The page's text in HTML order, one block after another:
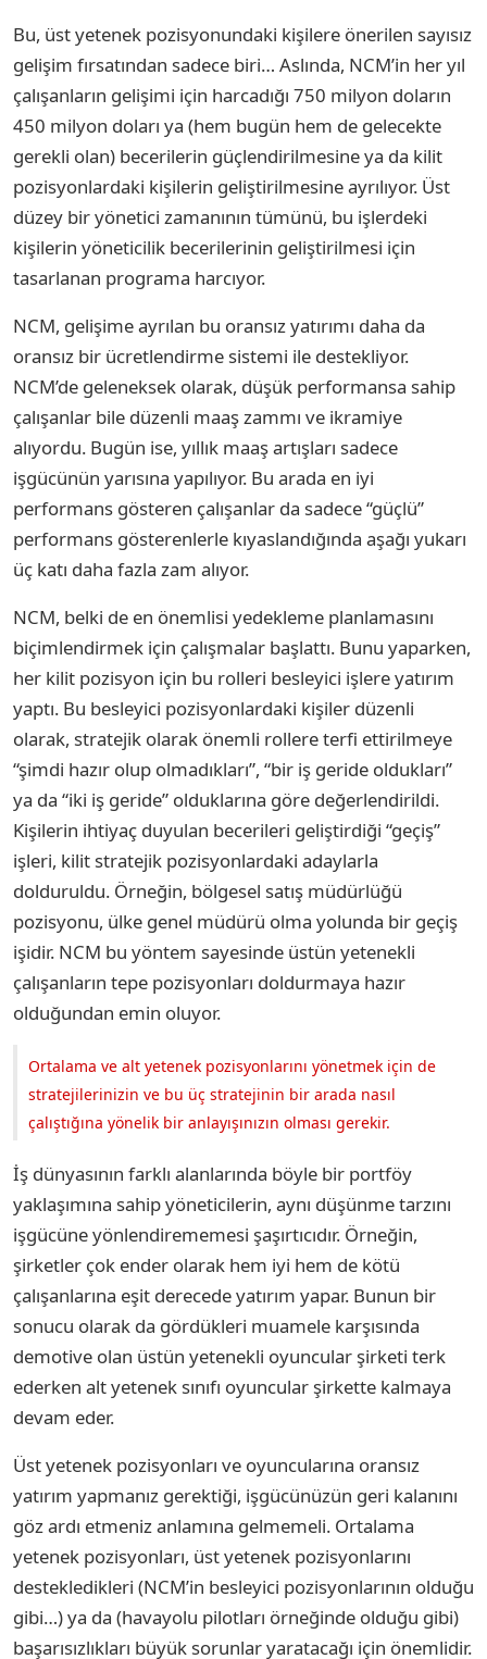
Bu, üst yetenek pozisyonundaki kişilere önerilen sayısız
gelişim fırsatından sadece biri… Aslında, NCM’in her yıl
çalışanların gelişimi için harcadığı 750 milyon doların
450 milyon doları ya (hem bugün hem de gelecekte
gerekli olan) becerilerin güçlendirilmesine ya da kilit
pozisyonlardaki kişilerin geliştirilmesine ayrılıyor. Üst
düzey bir yönetici zamanının tümünü, bu işlerdeki
kişilerin yöneticilik becerilerinin geliştirilmesi için
tasarlanan programa harcıyor.
NCM, gelişime ayrılan bu oransız yatırımı daha da
oransız bir ücretlendirme sistemi ile destekliyor.
NCM’de geleneksek olarak, düşük performansa sahip
çalışanlar bile düzenli maaş zammı ve ikramiye
alıyordu. Bugün ise, yıllık maaş artışları sadece
işgücünün yarısına yapılıyor. Bu arada en iyi
performans gösteren çalışanlar da sadece “güçlü”
performans gösterenlerle kıyaslandığında aşağı yukarı
üç katı daha fazla zam alıyor.
NCM, belki de en önemlisi yedekleme planlamasını
biçimlendirmek için çalışmalar başlattı. Bunu yaparken,
her kilit pozisyon için bu rolleri besleyici işlere yatırım
yaptı. Bu besleyici pozisyonlardaki kişiler düzenli
olarak, stratejik olarak önemli rollere terfi ettirilmeye
“şimdi hazır olup olmadıkları”, “bir iş geride oldukları”
ya da “iki iş geride” olduklarına göre değerlendirildi.
Kişilerin ihtiyaç duyulan becerileri geliştirdiği “geçiş”
işleri, kilit stratejik pozisyonlardaki adaylarla
dolduruldu. Örneğin, bölgesel satış müdürlüğü
pozisyonu, ülke genel müdürü olma yolunda bir geçiş
işidir. NCM bu yöntem sayesinde üstün yetenekli
çalışanların tepe pozisyonları doldurmaya hazır
olduğundan emin oluyor.
Ortalama ve alt yetenek pozisyonlarını yönetmek için de
stratejilerinizin ve bu üç stratejinin bir arada nasıl
çalıştığına yönelik bir anlayışınızın olması gerekir.
İş dünyasının farklı alanlarında böyle bir portföy
yaklaşımına sahip yöneticilerin, aynı düşünme tarzını
işgücüne yönlendirememesi şaşırtıcıdır. Örneğin,
şirketler çok ender olarak hem iyi hem de kötü
çalışanlarına eşit derecede yatırım yapar. Bunun bir
sonucu olarak da gördükleri muamele karşısında
demotive olan üstün yetenekli oyuncular şirketi terk
ederken alt yetenek sınıfı oyuncular şirkette kalmaya
devam eder.
Üst yetenek pozisyonları ve oyuncularına oransız
yatırım yapmanız gerektiği, işgücünüzün geri kalanını
göz ardı etmeniz anlamına gelmemeli. Ortalama
yetenek pozisyonları, üst yetenek pozisyonlarını
destekledikleri (NCM’in besleyici pozisyonlarının olduğu
gibi…) ya da (havayolu pilotları örneğinde olduğu gibi)
başarısızlıkları büyük sorunlar yaratacağı için önemlidir.